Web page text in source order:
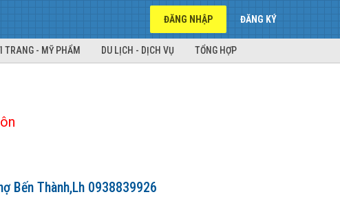
ĐĂNG NHẬP ĐĂNG KÝ
TRANG - MỸ PHẨM DU LỊCH - DỊCH VỤ TỔNG HỢP
Bến Thành,Lh 0938839926